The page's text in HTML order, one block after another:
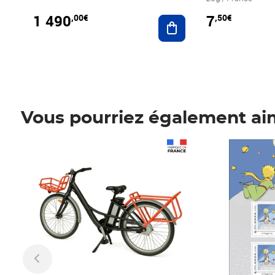
1 490,00€ Ajouter au panier
7,50€
Vous pourriez également
Prix 7,50€